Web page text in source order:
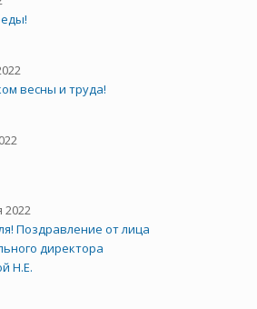
весны и труда!
2022
Поздравление от лица
директора
Н.Е.